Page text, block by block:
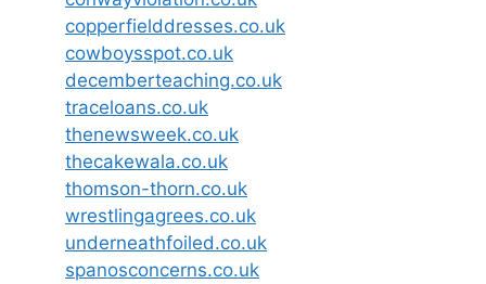
copperfielddresses.co.uk
cowboysspot.co.uk
decemberteaching.co.uk
traceloans.co.uk
thenewsweek.co.uk
thecakewala.co.uk
thomson-thorn.co.uk
wrestlingagrees.co.uk
underneathfoiled.co.uk
spanosconcerns.co.uk